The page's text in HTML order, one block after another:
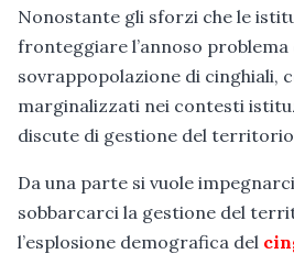
Nonostante gli sforzi che le
fronteggiare l’annoso problema
sovrappopolazione di cinghiali,
marginalizzati nei contesti
discute di gestione del
Da una parte si vuole
sobbarcarci la gestione del
l’esplosione demografica del